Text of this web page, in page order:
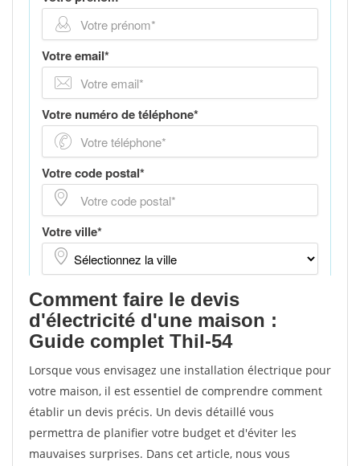
Comment faire le devis
d'électricité d'une maison :
Guide complet Thil-54
Lorsque vous envisagez une installation électrique pour
votre maison, il est essentiel de comprendre comment
établir un devis précis. Un devis détaillé vous
permettra de planifier votre budget et d'éviter les
mauvaises surprises. Dans cet article, nous vous